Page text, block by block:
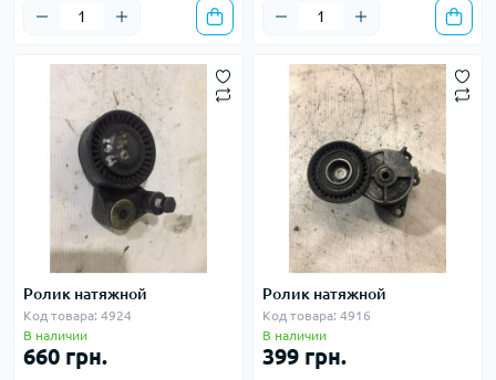
Ролик натяжной
Код товара: 4924
В наличии
660 грн.
Ролик натяжной
Код товара: 4916
В наличии
399 грн.